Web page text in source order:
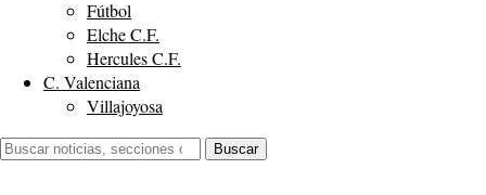
Fútbol
Elche C.F.
Hercules C.F.
C. Valenciana
Villajoyosa
Buscar:
Buscar